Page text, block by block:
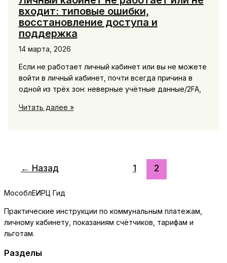
входит: типовые ошибки,
восстановление доступа и
поддержка
14 марта, 2026
Если не работает личный кабинет или вы не можете
войти в личный кабинет, почти всегда причина в
одной из трёх зон: неверные учётные данные/2FA,
Личный
входит:
ошибки,
доступа
Читать далее »
← Назад 1 2
МособлЕИРЦ Гид
Практические инструкции по коммунальным платежам,
личному кабинету, показаниям счётчиков, тарифам и
льготам.
Разделы